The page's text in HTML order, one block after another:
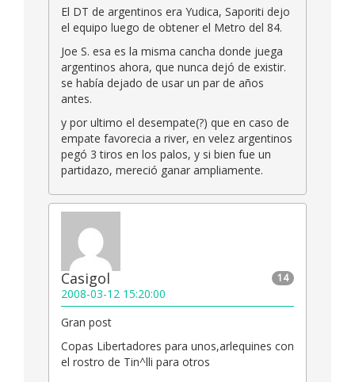
El DT de argentinos era Yudica, Saporiti dejo
el equipo luego de obtener el Metro del 84.
Joe S. esa es la misma cancha donde juega
argentinos ahora, que nunca dejó de existir.
se había dejado de usar un par de años
antes.
y por ultimo el desempate(?) que en caso de
empate favorecia a river, en velez argentinos
pegó 3 tiros en los palos, y si bien fue un
partidazo, mereció ganar ampliamente.
14
Casigol
2008-03-12 15:20:00
Gran post
Copas Libertadores para unos,arlequines con
el rostro de Tin^lli para otros